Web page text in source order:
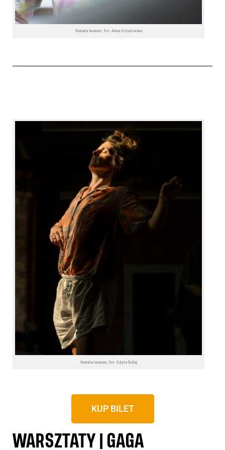
Natalia Iwaniec, fot. Anna Orzyłowska
Natalia Iwaniec, fot. Edyta Dufaj
KUP BILET
WARSZTATY | GAGA